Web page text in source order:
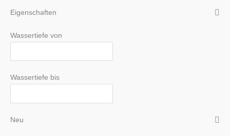
Eigenschaften
Wassertiefe von
Wassertiefe bis
Neu